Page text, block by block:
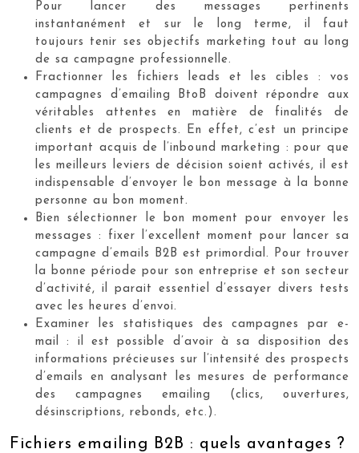
Pour lancer des messages pertinents
instantanément et sur le long terme, il faut
toujours tenir ses objectifs marketing tout au long
de sa campagne professionnelle.
Fractionner les fichiers leads et les cibles : vos
campagnes d’emailing BtoB doivent répondre aux
véritables attentes en matière de finalités de
clients et de prospects. En effet, c’est un principe
important acquis de l’inbound marketing : pour que
les meilleurs leviers de décision soient activés, il est
indispensable d’envoyer le bon message à la bonne
personne au bon moment.
Bien sélectionner le bon moment pour envoyer les
messages : fixer l’excellent moment pour lancer sa
campagne d’emails B2B est primordial. Pour trouver
la bonne période pour son entreprise et son secteur
d’activité, il parait essentiel d’essayer divers tests
avec les heures d’envoi.
Examiner les statistiques des campagnes par e-
mail : il est possible d’avoir à sa disposition des
informations précieuses sur l’intensité des prospects
d’emails en analysant les mesures de performance
des campagnes emailing (clics, ouvertures,
désinscriptions, rebonds, etc.).
Fichiers emailing B2B : quels avantages ?